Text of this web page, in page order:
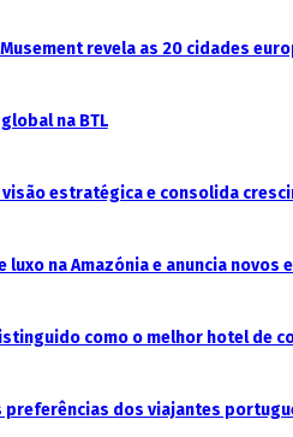
Musement revela as 20 cidades
na BTL
estratégica e consolida
luxo na Amazónia e anuncia
como o melhor hotel de
preferências dos viajantes